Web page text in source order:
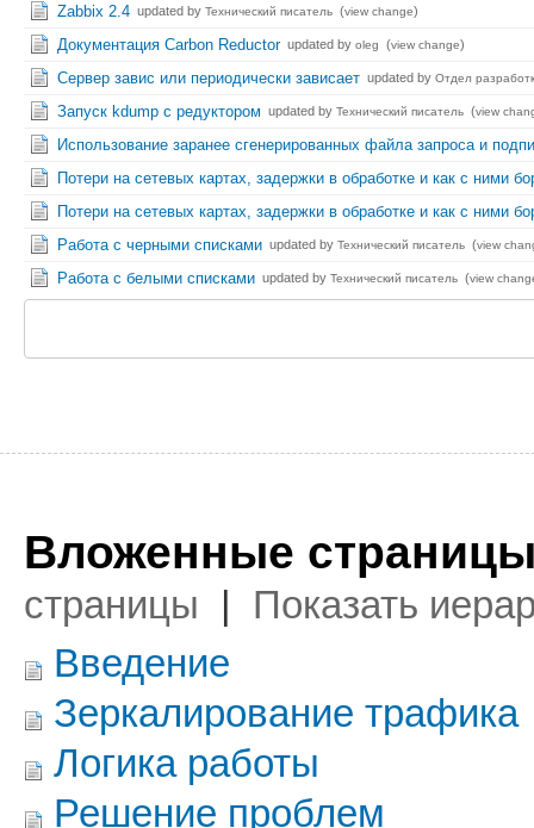
Zabbix 2.4 updated by Технический писатель (view change)
Документация Carbon Reductor updated by oleg (view change)
Сервер завис или периодически зависает updated by Отдел
Запуск kdump с редуктором updated by Технический писатель (view
Использование заранее сгенерированных файла запроса и
Потери на сетевых картах, задержки в обработке и как с ними
Потери на сетевых картах, задержки в обработке и как с ними
Работа с черными списками updated by Технический писатель (view
Работа с белыми списками updated by Технический писатель (view
Вложенные
страницы
Показать
Введение
Зеркалирование трафика
Логика работы
Решение проблем